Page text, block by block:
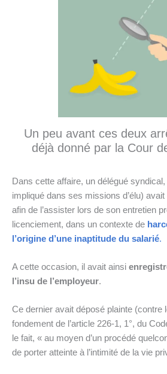
Un peu avant ces deux
déjà donné par la Cour
Dans cette affaire, un délégué
impliqué dans ses missions d’élu)
afin de l’assister lors de son entretien
licenciement, dans un contexte de
l’origine d’une inaptitude du salarié.
A cette occasion, il avait ainsi
l’insu de l’employeur.
Ce dernier avait déposé plainte (contre
fondement de l’article 226-1, 1°, du
le fait, « au moyen d’un procédé
de porter atteinte à l’intimité de la vie